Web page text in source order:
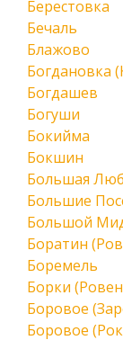
Берестовка
Бечаль
Блажово
Богдановка
Богдашев
Богуши
Бокийма
Бокшин
Большая
Большие
Большой
Боратин
Боремель
Борки
Боровое
Боровое